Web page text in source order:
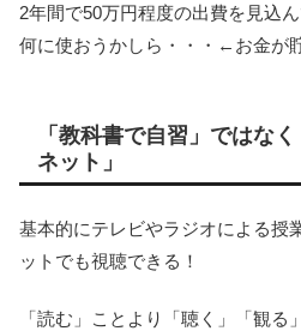
2年間で50万円程度の出費を見込
何に使おうかしら・・・←お金が
「教科書で自習」ではな
ネット」
基本的にテレビやラジオによる授
ットでも視聴できる！
「読む」ことより「聴く」「観る